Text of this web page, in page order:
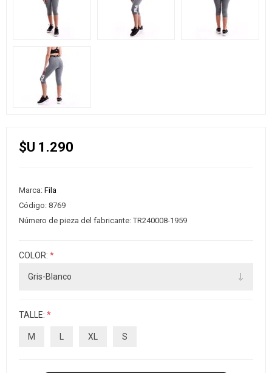
$U 1.290
Marca: Fila
Código: 8769
Número de pieza del fabricante: TR240008-1959
COLOR: *
TALLE: *
M L XL S